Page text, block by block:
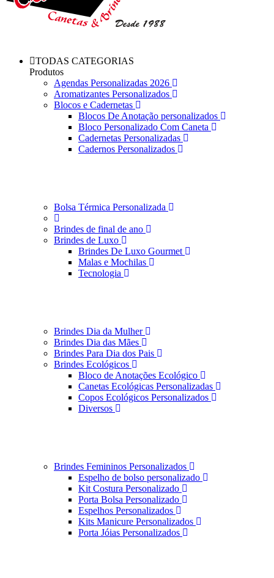
TODAS CATEGORIAS
Produtos
Agendas Personalizadas 2026
Aromatizantes Personalizados
Blocos e Cadernetas
Blocos De Anotação personalizados
Bloco Personalizado Com Caneta
Cadernetas Personalizadas
Cadernos Personalizados
Bolsa Térmica Personalizada
Brindes de final de ano
Brindes de Luxo
Brindes De Luxo Gourmet
Malas e Mochilas
Tecnologia
Brindes Dia da Mulher
Brindes Dia das Mães
Brindes Para Dia dos Pais
Brindes Ecológicos
Bloco de Anotações Ecológico
Canetas Ecológicas Personalizadas
Copos Ecológicos Personalizados
Diversos
Brindes Femininos Personalizados
Espelho de bolso personalizado
Kit Costura Personalizado
Porta Bolsa Personalizado
Espelhos Personalizados
Kits Manicure Personalizados
Porta Jóias Personalizados